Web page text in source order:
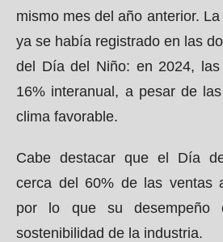
mismo mes del año anterior.
ya se había registrado en las
del Día del Niño: en 2024,
16% interanual, a pesar de
clima favorable.
Cabe destacar que el Día
cerca del 60% de las ventas
por lo que su desempeño
sostenibilidad de la industria.